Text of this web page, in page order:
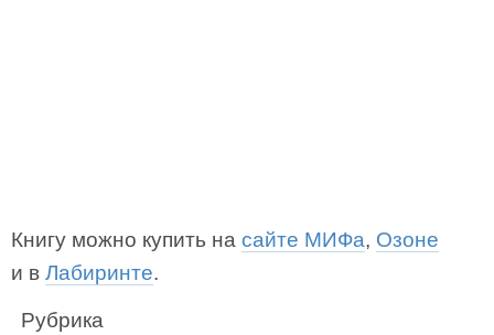
Книгу можно купить на сайте МИФа, Озоне
и в Лабиринте.
Рубрика